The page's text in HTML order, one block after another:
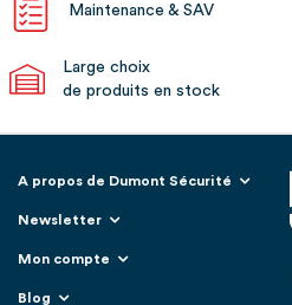
Maintenance & SAV
Large choix
de produits en stock
A propos de Dumont Sécurité
Newsletter
Mon compte
Blog